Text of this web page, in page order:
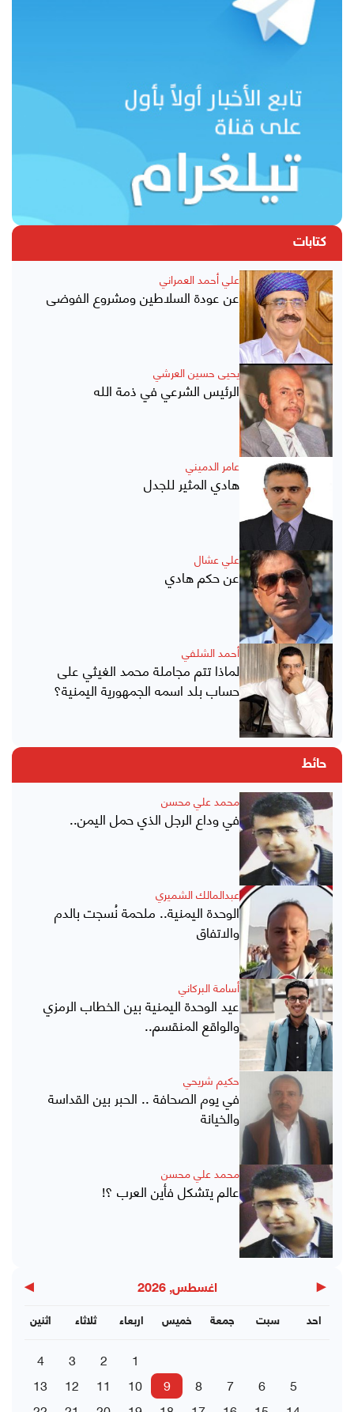
كتابات
علي أحمد العمراني
عن عودة السلاطين ومشروع الفوضى
يحيى حسين العرشي
الرئيس الشرعي في ذمة الله
عامر الدميني
هادي المثير للجدل
علي عشال
عن حكم هادي
أحمد الشلفي
لماذا تتم مجاملة محمد الغيثي على
حساب بلد اسمه الجمهورية اليمنية؟
حائط
محمد علي محسن
في وداع الرجل الذي حمل اليمن..
عبدالمالك الشميري
الوحدة اليمنية.. ملحمة نُسجت بالدم
والاتفاق
أسامة البركاني
عيد الوحدة اليمنية بين الخطاب الرمزي
والواقع المنقسم..
حكيم شريحي
في يوم الصحافة .. الحبر بين القداسة
والخيانة
محمد علي محسن
عالم يتشكل فأين العرب ؟!
◀ اغسطس, 2026 ▶
اثنين ثلاثاء اربعاء خميس جمعة سبت احد
1
2
3
4
5
6
7
8
9
10
11
12
13